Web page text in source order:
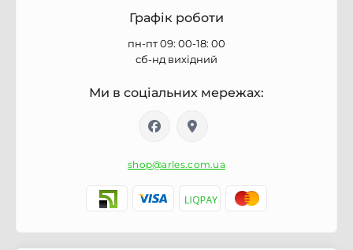
Графік роботи
пн-пт 09: 00-18: 00
сб-нд вихідний
Ми в соціальних мережах:
shop@arles.com.ua